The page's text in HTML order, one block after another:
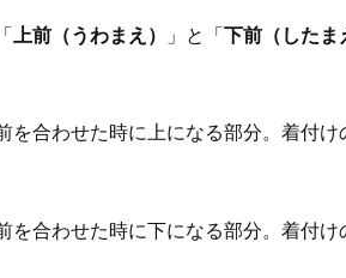
上前（うわまえ） 」と「下前（したま
を合わせた時に上になる部分。着付け
を合わせた時に下になる部分。着付け